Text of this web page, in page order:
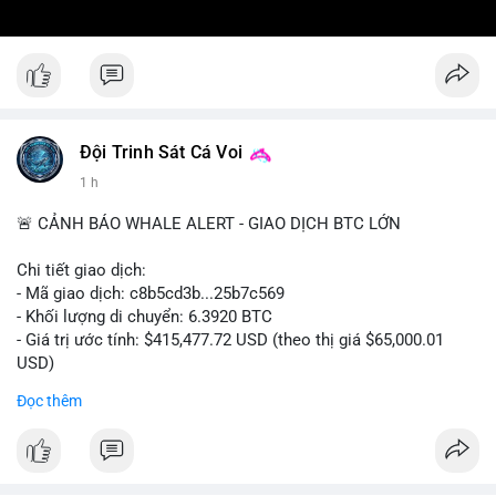
Đội Trinh Sát Cá Voi
1 h
🚨 CẢNH BÁO WHALE ALERT - GIAO DỊCH BTC LỚN
Chi tiết giao dịch:
- Mã giao dịch: c8b5cd3b...25b7c569
- Khối lượng di chuyển: 6.3920 BTC
- Giá trị ước tính: $415,477.72 USD (theo thị giá $65,000.01
USD)
nghìn USD được xác nhận trong mempool, mức chuyển động
Đọc thêm